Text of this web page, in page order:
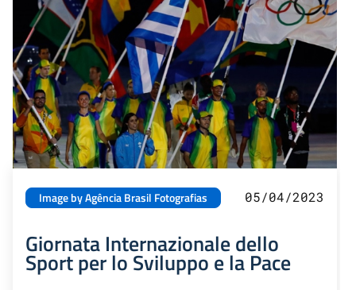
Image by Agência Brasil Fotografias 05/04/2023
Giornata Internazionale dello
Sport per lo Sviluppo e la Pace